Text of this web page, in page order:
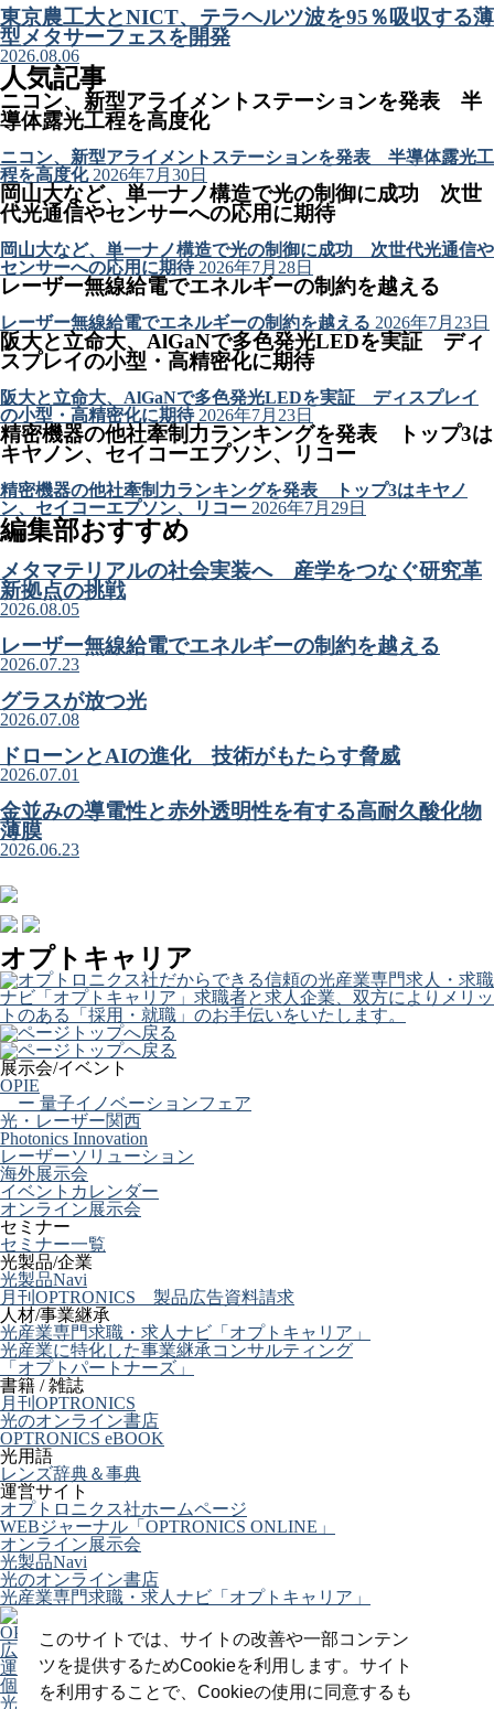
このサイトでは、サイトの改善や一部コンテン
ツを提供するためCookieを利用します。サイト
を利用することで、Cookieの使用に同意するも
東京農工大とNICT、テラヘルツ波を95％吸収する薄
型メタサーフェスを開発
2026.08.06
人気記事
ニコン、新型アライメントステーションを発表 半
導体露光工程を高度化
ニコン、新型アライメントステーションを発表 半導体露光工
程を高度化 2026年7月30日
岡山大など、単一ナノ構造で光の制御に成功 次世
代光通信やセンサーへの応用に期待
岡山大など、単一ナノ構造で光の制御に成功 次世代光通信や
センサーへの応用に期待 2026年7月28日
レーザー無線給電でエネルギーの制約を越える
レーザー無線給電でエネルギーの制約を越える 2026年7月23日
阪大と立命大、AlGaNで多色発光LEDを実証 ディ
スプレイの小型・高精密化に期待
阪大と立命大、AlGaNで多色発光LEDを実証 ディスプレイ
の小型・高精密化に期待 2026年7月23日
精密機器の他社牽制力ランキングを発表 トップ3は
キヤノン、セイコーエプソン、リコー
精密機器の他社牽制力ランキングを発表 トップ3はキヤノ
ン、セイコーエプソン、リコー 2026年7月29日
編集部おすすめ
メタマテリアルの社会実装へ 産学をつなぐ研究革
新拠点の挑戦
2026.08.05
レーザー無線給電でエネルギーの制約を越える
2026.07.23
グラスが放つ光
2026.07.08
ドローンとAIの進化 技術がもたらす脅威
2026.07.01
金並みの導電性と赤外透明性を有する高耐久酸化物
薄膜
2026.06.23
オプトキャリア
展示会/イベント
OPIE
ー 量子イノベーションフェア
光・レーザー関西
Photonics Innovation
レーザーソリューション
海外展示会
イベントカレンダー
オンライン展示会
セミナー
セミナー一覧
光製品/企業
光製品Navi
月刊OPTRONICS 製品広告資料請求
人材/事業継承
光産業専門求職・求人ナビ「オプトキャリア」
光産業に特化した事業継承コンサルティング
「オプトパートナーズ」
書籍 / 雑誌
月刊OPTRONICS
光のオンライン書店
OPTRONICS eBOOK
光用語
レンズ辞典＆事典
運営サイト
オプトロニクス社ホームページ
WEBジャーナル「OPTRONICS ONLINE」
オンライン展示会
光製品Navi
光のオンライン書店
光産業専門求職・求人ナビ「オプトキャリア」
OPTRONICS ONLINE について
広告掲載について
運営会社
個人情報
光関連リンク集